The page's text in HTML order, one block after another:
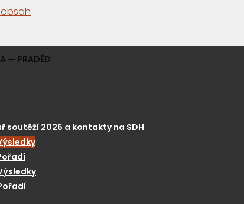
— PRADĚD
soutěží 2026 a kontakty na SDH